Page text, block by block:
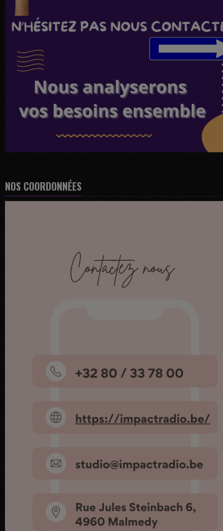
NOS COORDONNÉES